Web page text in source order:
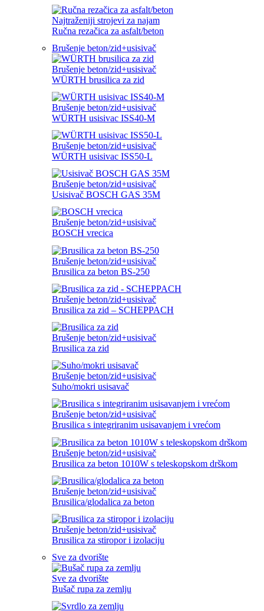
Najtraženiji strojevi za najam
Ručna rezačica za asfalt/beton
Brušenje beton/zid+usisivač
Brušenje beton/zid+usisivač
WÜRTH brusilica za zid
Brušenje beton/zid+usisivač
WÜRTH usisivac ISS40-M
Brušenje beton/zid+usisivač
WÜRTH usisivac ISS50-L
Brušenje beton/zid+usisivač
Usisivač BOSCH GAS 35M
Brušenje beton/zid+usisivač
BOSCH vrecica
Brušenje beton/zid+usisivač
Brusilica za beton BS-250
Brušenje beton/zid+usisivač
Brusilica za zid – SCHEPPACH
Brušenje beton/zid+usisivač
Brusilica za zid
Brušenje beton/zid+usisivač
Suho/mokri usisavač
Brušenje beton/zid+usisivač
Brusilica s integriranim usisavanjem i vrećom
Brušenje beton/zid+usisivač
Brusilica za beton 1010W s teleskopskom drškom
Brušenje beton/zid+usisivač
Brusilica/glodalica za beton
Brušenje beton/zid+usisivač
Brusilica za stiropor i izolaciju
Sve za dvorište
Sve za dvorište
Bušač rupa za zemlju